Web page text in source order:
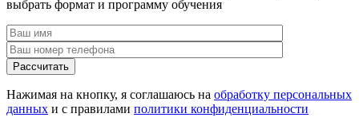
выбрать формат и программу обучения
Рассчитать
Нажимая на кнопку, я соглашаюсь на обработку персональных
данных и с правилами политики конфиденциальности